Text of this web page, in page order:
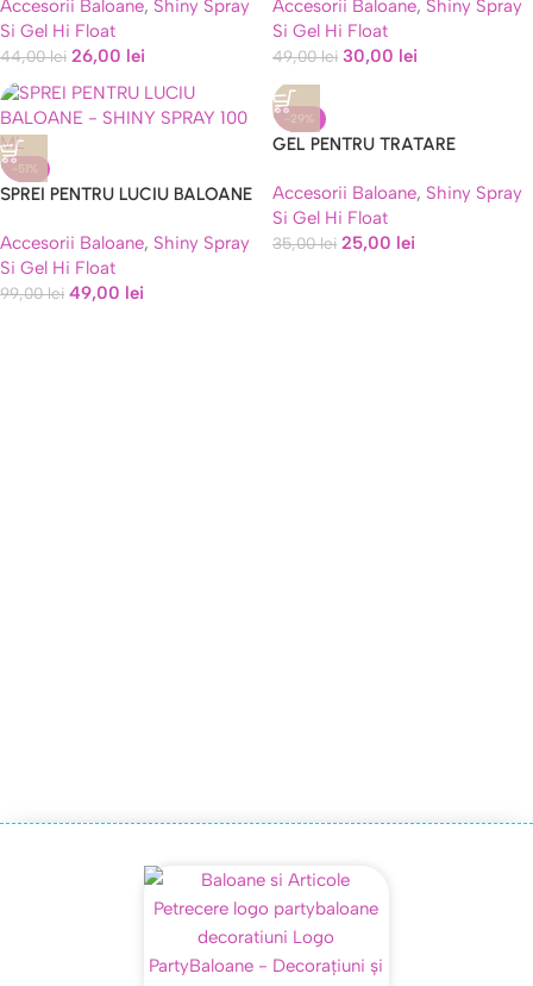
Accesorii Baloane, Shiny Spray
Si Gel Hi Float
44,00lei 26,00 lei
Oxidare 30 ml
Accesorii Baloane, Shiny Spray
Si Gel Hi Float
49,00lei 30,00 lei
-51%
SPREI PENTRU LUCIU BALOANE
Accesorii Baloane, Shiny Spray
Si Gel Hi Float
99,00lei 49,00 lei
-29%
GEL PENTRU TRATARE
Accesorii Baloane, Shiny Spray
Si Gel Hi Float
35,00lei 25,00 lei